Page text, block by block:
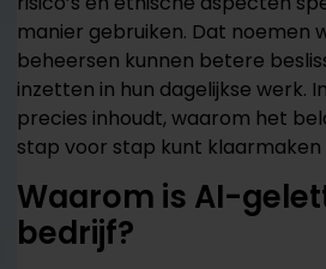
manier gebruiken. Dat noemen
beheersen kunnen betere
inzetten in hun dagelijkse werk.
precies inhoudt, waarom het
stap voor stap kunt
Waarom is AI-
bedrijf?